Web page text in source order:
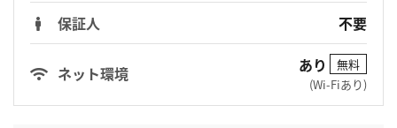
保証人
不要
ネット環境 あり
無料
(Wi-Fiあり)